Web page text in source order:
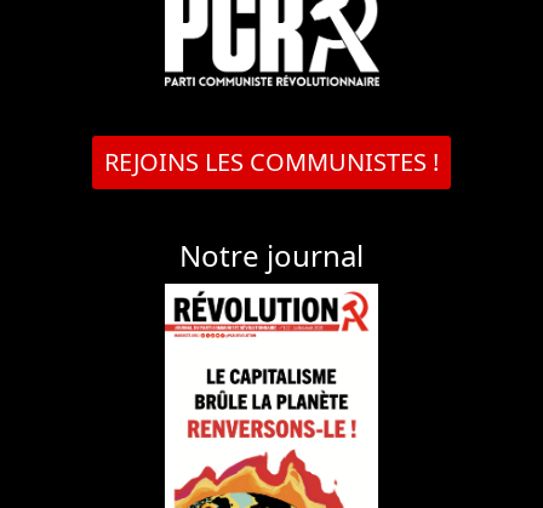
REJOINS LES COMMUNISTES !
Notre journal